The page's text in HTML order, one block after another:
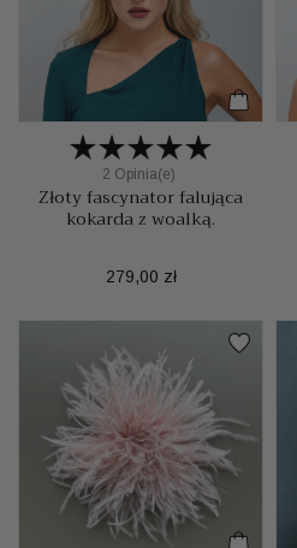
2 Opinia(e)
Złoty fascynator falująca
kokarda z woalką.
Cena
279,00 zł